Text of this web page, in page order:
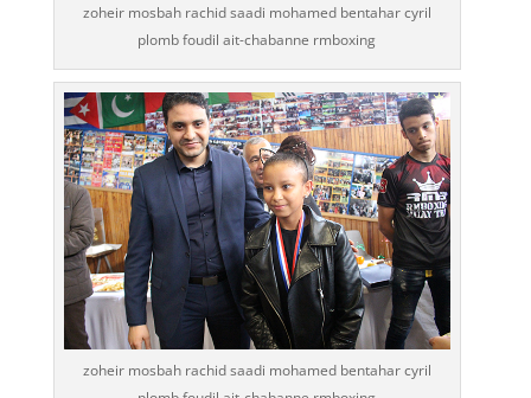
zoheir mosbah rachid saadi mohamed bentahar cyril
plomb foudil ait-chabanne rmboxing
zoheir mosbah rachid saadi mohamed bentahar cyril